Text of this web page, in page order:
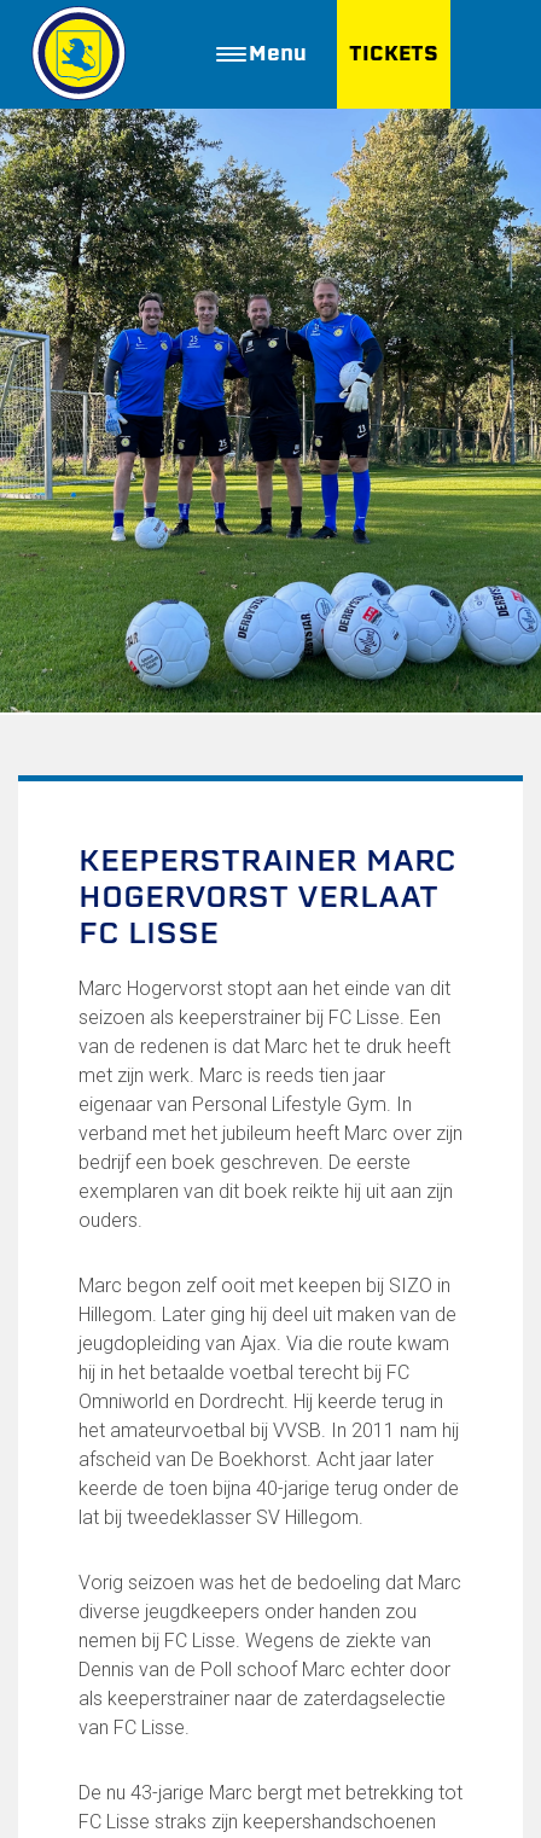
Menu TICKETS
ZOEKEN
Golfbaan Ter Specke
Webshop
Nieuws
Vacatures
Join FC Lisse
Aanmelden voor proeftraining
Lid worden van FC Lisse
Word vrijwilliger
De Club van 100
Uitschrijven
Over FC Lisse
Organisatie
Informatie voor de Pers
Onze historie
Fysiotherapie voor leden
Kledingplan
Merchandise
Contributie
Gevonden voorwerpen
Verenigingsdocumenten
Teams
FC Lisse 1
FC Lisse 2
Toegangs- en seizoenskaarten
Heren- en jongensvoetbal
Vrouwen 1
7 tegen 7 Voetbal (35+)
Zaalvoetbal
Walking Football
Uitslagen
Programma
Onze opleiding
Jeugdopleiding FC Lisse
Profiel Jeugdtrainers
Beleidsplan Jeugd
Keepersopleiding
Partnerclub van Ajax
Zakelijk
LED-boarding NIEUW!
Business Club 2.0
Heeren van Ter Specke
KEEPERSTRAINER MARC
HOGERVORST VERLAAT
FC LISSE
Marc Hogervorst stopt aan het einde van dit
seizoen als keeperstrainer bij FC Lisse. Een
van de redenen is dat Marc het te druk heeft
met zijn werk. Marc is reeds tien jaar
eigenaar van Personal Lifestyle Gym. In
verband met het jubileum heeft Marc over zijn
bedrijf een boek geschreven. De eerste
exemplaren van dit boek reikte hij uit aan zijn
ouders.
Marc begon zelf ooit met keepen bij SIZO in
Hillegom. Later ging hij deel uit maken van de
jeugdopleiding van Ajax. Via die route kwam
hij in het betaalde voetbal terecht bij FC
Omniworld en Dordrecht. Hij keerde terug in
het amateurvoetbal bij VVSB. In 2011 nam hij
afscheid van De Boekhorst. Acht jaar later
keerde de toen bijna 40-jarige terug onder de
lat bij tweedeklasser SV Hillegom.
Vorig seizoen was het de bedoeling dat Marc
diverse jeugdkeepers onder handen zou
nemen bij FC Lisse. Wegens de ziekte van
Dennis van de Poll schoof Marc echter door
als keeperstrainer naar de zaterdagselectie
van FC Lisse.
De nu 43-jarige Marc bergt met betrekking tot
FC Lisse straks zijn keepershandschoenen